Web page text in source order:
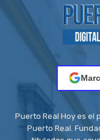
Puerto Real Hoy es el
Puerto Real.